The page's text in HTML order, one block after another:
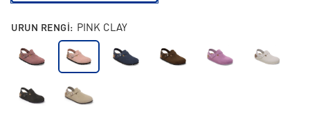
URUN RENGI: PINK CLAY